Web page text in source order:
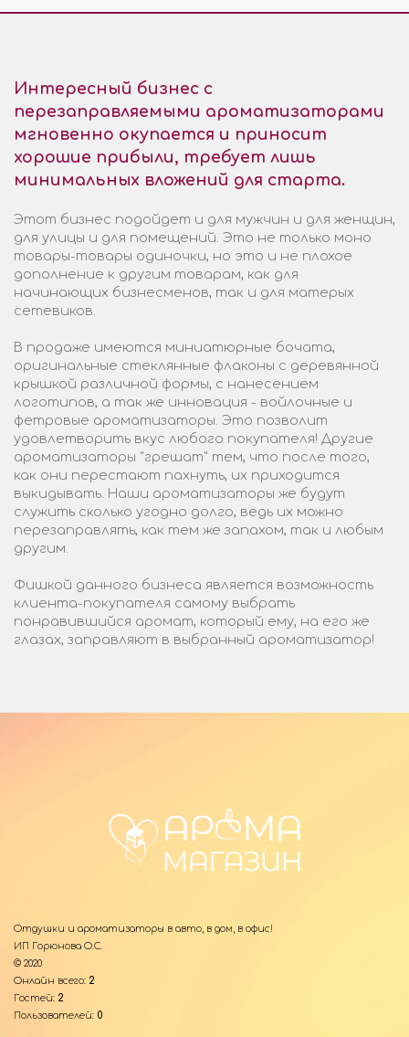
Интересный бизнес с
перезаправляемыми ароматизаторами
мгновенно окупается и приносит
хорошие прибыли, требует лишь
минимальных вложений для старта.
Этот бизнес подойдет и для мужчин и для женщин,
для улицы и для помещений. Это не только моно
товары-товары одиночки, но это и не плохое
дополнение к другим товарам, как для
начинающих бизнесменов, так и для матерых
сетевиков.
В продаже имеются миниатюрные бочата,
оригинальные стеклянные флаконы с деревянной
крышкой различной формы, с нанесением
логотипов, а так же инновация - войлочные и
фетровые ароматизаторы. Это позволит
удовлетворить вкус любого покупателя! Другие
ароматизаторы "грешат" тем, что после того,
как они перестают пахнуть, их приходится
выкидывать. Наши ароматизаторы же будут
служить сколько угодно долго, ведь их можно
перезаправлять, как тем же запахом, так и любым
другим.
Фишкой данного бизнеса является возможность
клиента-покупателя самому выбрать
понравившийся аромат, который ему, на его же
глазах, заправляют в выбранный ароматизатор!
Отдушки и ароматизаторы в авто, в дом, в офис!
ИП Горюнова О.С.
© 2020
Онлайн всего: 2
Гостей: 2
Пользователей: 0